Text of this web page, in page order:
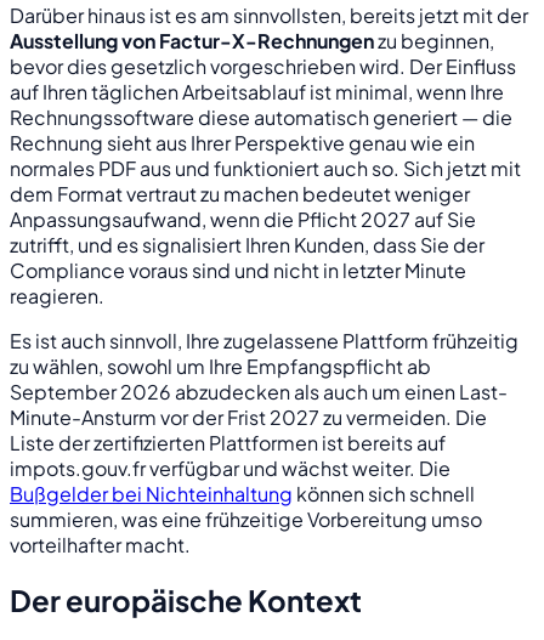
Darüber hinaus ist es am sinnvollsten, bereits jetzt mit der
Ausstellung von Factur-X-Rechnungenzu beginnen,
bevor dies gesetzlich vorgeschrieben wird. Der Einfluss
auf Ihren täglichen Arbeitsablauf ist minimal, wenn Ihre
Rechnungssoftware diese automatisch generiert — die
Rechnung sieht aus Ihrer Perspektive genau wie ein
normales PDF aus und funktioniert auch so. Sich jetzt mit
dem Format vertraut zu machen bedeutet weniger
Anpassungsaufwand, wenn die Pflicht 2027 auf Sie
zutrifft, und es signalisiert Ihren Kunden, dass Sie der
Compliance voraus sind und nicht in letzter Minute
reagieren.
Es ist auch sinnvoll, Ihre zugelassene Plattform frühzeitig
zu wählen, sowohl um Ihre Empfangspflicht ab
September 2026 abzudecken als auch um einen Last-
Minute-Ansturm vor der Frist 2027 zu vermeiden. Die
Liste der zertifizierten Plattformen ist bereits auf
impots.gouv.fr verfügbar und wächst weiter. Die
Bußgelder bei Nichteinhaltung können sich schnell
summieren, was eine frühzeitige Vorbereitung umso
vorteilhafter macht.
Der europäische Kontext